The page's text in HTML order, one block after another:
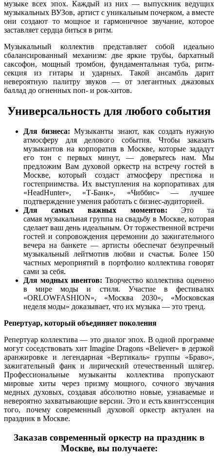
музыке всех эпох. Каждый из них — выпускник ведущих
музыкальных ВУЗов, артист с уникальным почерком, а вместе
они создают то мощное и гармоничное звучание, которое
заставляет сердца биться в ритм.
Музыкальный коллектив представляет собой идеально
сбалансированный механизм: две яркие трубы, бархатный
саксофон, мощный тромбон, фундаментальная туба, ритм-
секция из гитары и ударных. Такой ансамбль дарит
невероятную палитру звуков — от элегантных джазовых
баллад до огненных поп- и рок-хитов.
Универсальность для любого события
Для бизнеса:Музыканты знают, как создать нужную
атмосферу для делового события. Чтобы заказать
музыкантов на корпоратив в Москве, которые зададут
его тон с первых минут, — доверьтесь нам. Мы
предложим Вам духовой оркестр на встречу гостей в
Москве, который создаст атмосферу престижа и
гостеприимства. Их выступления на корпоративах для
«HeadHunter», «Т-Банк», «Чиббис» — лучшее
подтверждение умения работать с бизнес-аудиторией.
Для самых важных моментов: Это та
самая музыкальная группа на свадьбу в Москве, которая
сделает ваш день идеальным. От торжественной встречи
гостей и сопровождения церемонии до зажигательного
вечера на банкете — артисты обеспечат безупречный
музыкальный лейтмотив любви и счастья. Более 150
частных мероприятий в портфолио коллектива говорят
сами за себя.
Для модных ивентов: Творчество коллектива оценено
в мире моды и стиля. Участие в фестивалях
«ORLOWFASHION», «Москва 2030», «Московская
неделя моды» доказывает, что их музыка — это тренд.
Репертуар, который объединяет поколения
Репертуар коллектива — это диалог эпох. В одной программе
могут соседствовать хит Imagine Dragons «Believer» в дерзкой
аранжировке и легендарная «Вертикаль» группы «Браво»,
зажигательный фанк и лирический отечественный шлягер.
Профессиональные музыканты коллектива пропускают
мировые хиты через призму мощного, сочного звучания
медных духовых, создавая абсолютно новые, узнаваемые и
невероятно захватывающие версии. Это и есть квинтэссенция
того, почему современный духовой оркестр актуален на
праздник в Москве.
Заказав современный оркестр на праздник в
Москве, вы получаете: